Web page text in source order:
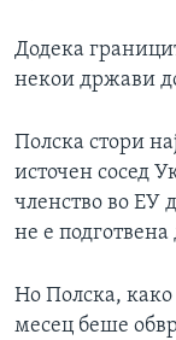
Додека
некои држави
Полска стори
источен сосед
членство во ЕУ
не е
Но Полска,
месец беше